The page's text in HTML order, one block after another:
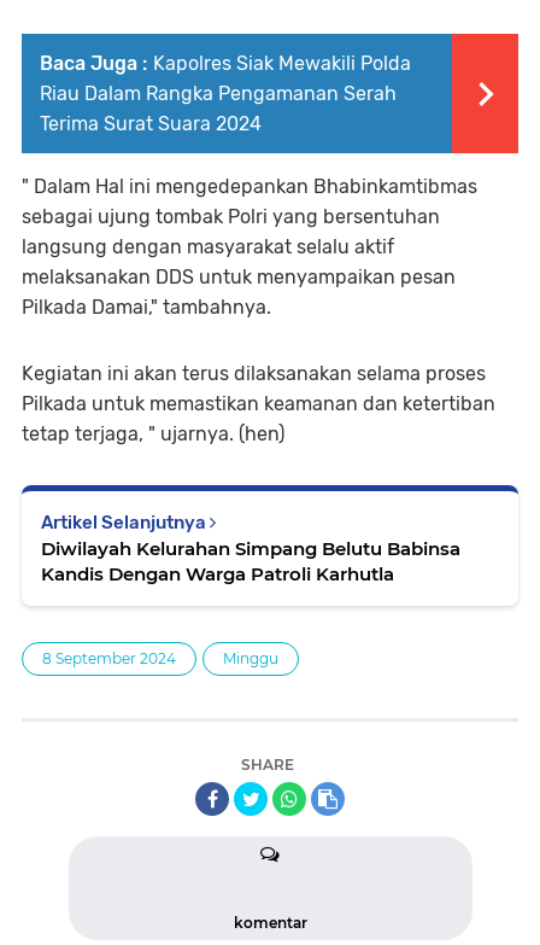
Baca Juga : Kapolres Siak Mewakili Polda
Riau Dalam Rangka Pengamanan Serah
Terima Surat Suara 2024
" Dalam Hal ini mengedepankan Bhabinkamtibmas
sebagai ujung tombak Polri yang bersentuhan
langsung dengan masyarakat selalu aktif
melaksanakan DDS untuk menyampaikan pesan
Pilkada Damai," tambahnya.
Kegiatan ini akan terus dilaksanakan selama proses
Pilkada untuk memastikan keamanan dan ketertiban
tetap terjaga, " ujarnya. (hen)
Artikel Selanjutnya
Diwilayah Kelurahan Simpang Belutu Babinsa
Kandis Dengan Warga Patroli Karhutla
8 September 2024 Minggu
SHARE
komentar